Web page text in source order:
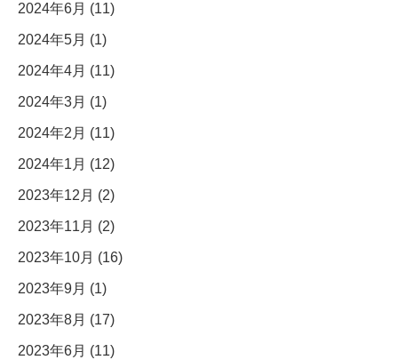
2024年6月 (11)
2024年5月 (1)
2024年4月 (11)
2024年3月 (1)
2024年2月 (11)
2024年1月 (12)
2023年12月 (2)
2023年11月 (2)
2023年10月 (16)
2023年9月 (1)
2023年8月 (17)
2023年6月 (11)